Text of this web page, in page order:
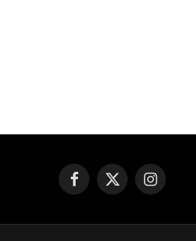
Facebook
X